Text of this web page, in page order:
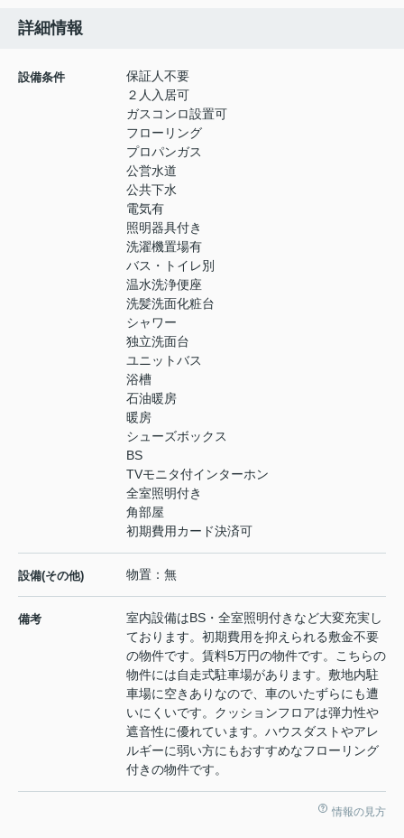
詳細情報
設備条件
保証人不要
２人入居可
ガスコンロ設置可
フローリング
プロパンガス
公営水道
公共下水
電気有
照明器具付き
洗濯機置場有
バス・トイレ別
温水洗浄便座
洗髪洗面化粧台
シャワー
独立洗面台
ユニットバス
浴槽
石油暖房
暖房
シューズボックス
BS
TVモニタ付インターホン
全室照明付き
角部屋
初期費用カード決済可
設備(その他) 物置：無
備考
室内設備はBS・全室照明付きなど大変充実し
ております。初期費用を抑えられる敷金不要
の物件です。賃料5万円の物件です。こちらの
物件には自走式駐車場があります。敷地内駐
車場に空きありなので、車のいたずらにも遭
いにくいです。クッションフロアは弾力性や
遮音性に優れています。ハウスダストやアレ
ルギーに弱い方にもおすすめなフローリング
付きの物件です。
情報の見方